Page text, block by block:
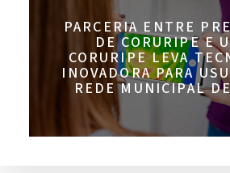
PARCERIA ENTRE
DE CORURIPE E
CORURIPE LEVA
INOVADORA PARA
REDE MUNICIPAL